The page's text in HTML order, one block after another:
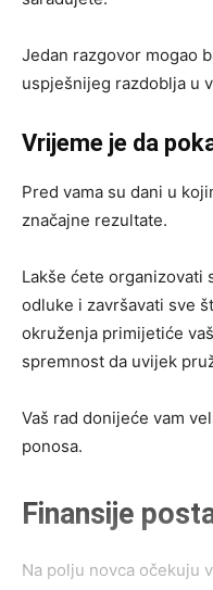
Jedan razgovor mogao
uspješnijeg razdoblja u
Vrijeme je da
Pred vama su dani u
značajne rezultate.
Lakše ćete organizovati
odluke i završavati sve
okruženja primijetiće
spremnost da uvijek
Vaš rad donijeće vam
ponosa.
Finansije
Na polju novca očekuju